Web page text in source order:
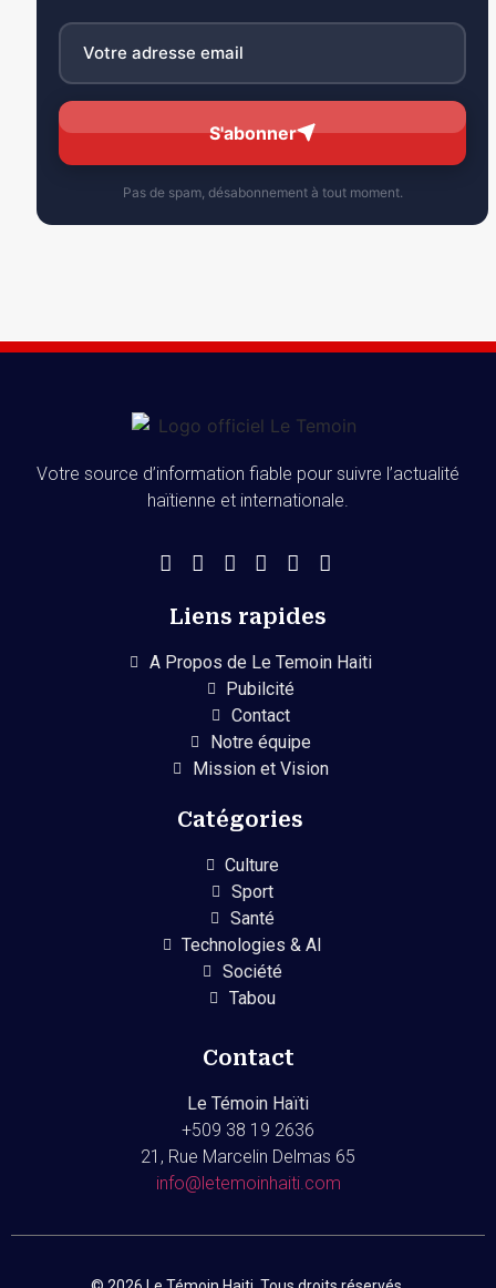
S'abonner
Pas de spam, désabonnement à tout moment.
Votre source d’information fiable pour suivre l’actualité
haïtienne et internationale.
Liens rapides
A Propos de Le Temoin Haiti
Pubilcité
Contact
Notre équipe
Mission et Vision
Catégories
Culture
Sport
Santé
Technologies & AI
Société
Tabou
Contact
Le Témoin Haïti
+509 38 19 2636
21, Rue Marcelin Delmas 65
info@letemoinhaiti.com